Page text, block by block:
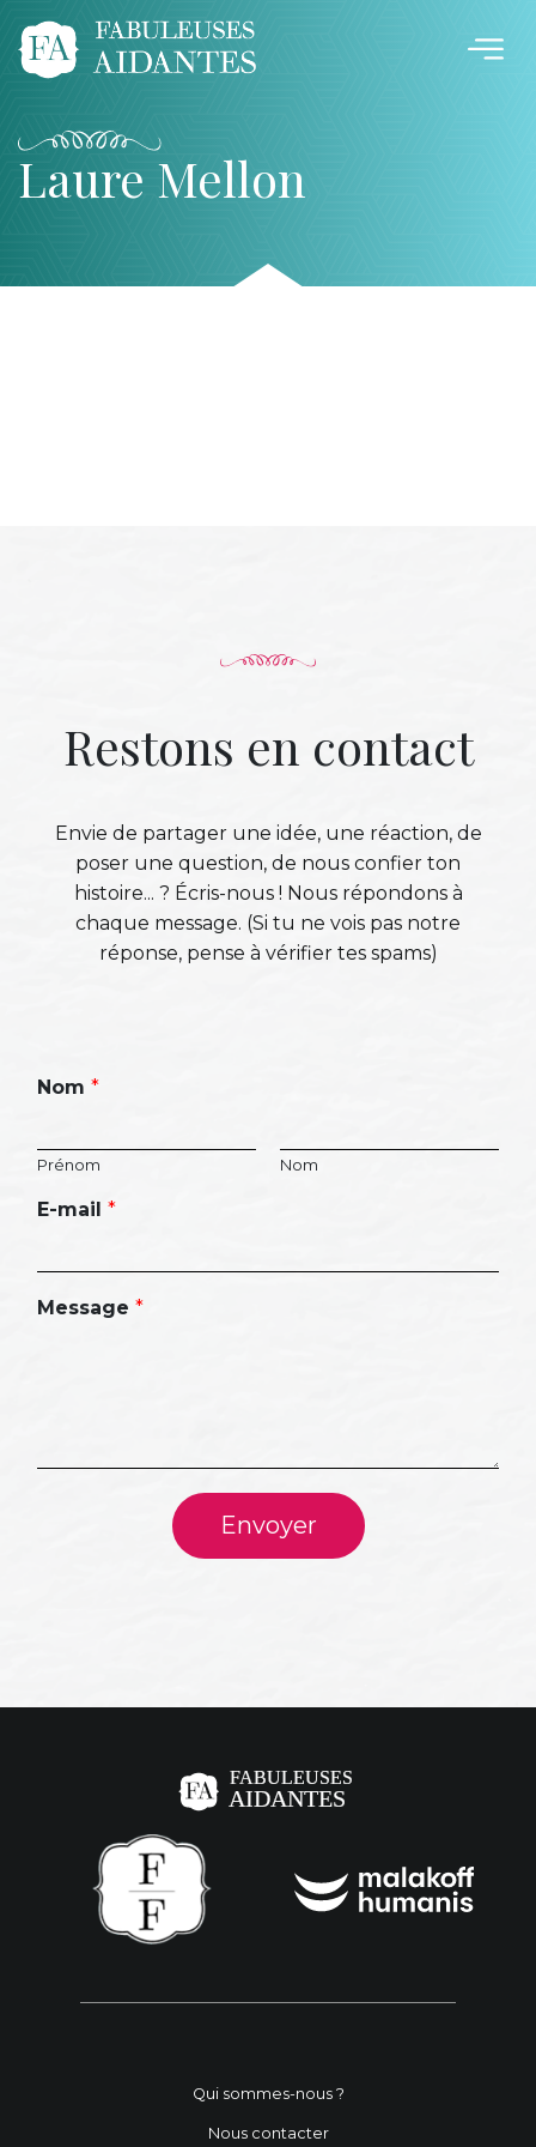
Laure Mellon
Restons en contact
Envie de partager une idée, une réaction, de
poser une question, de nous confier ton
histoire... ? Écris-nous ! Nous répondons à
chaque message. (Si tu ne vois pas notre
réponse, pense à vérifier tes spams)
Nom *
Prénom Nom
E-mail *
Message *
Envoyer
Qui sommes-nous ?
Nous contacter